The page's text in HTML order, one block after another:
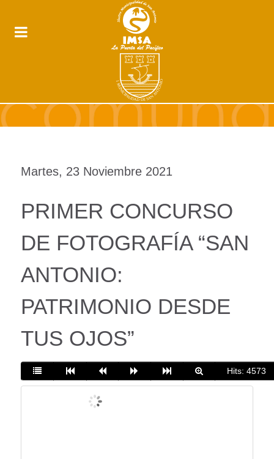
Martes, 23 Noviembre 2021
PRIMER CONCURSO
DE FOTOGRAFÍA “SAN
ANTONIO:
PATRIMONIO DESDE
TUS OJOS”
Hits: 4573